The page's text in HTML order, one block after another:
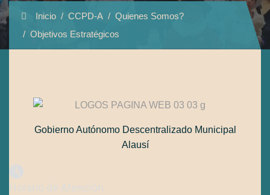
Inicio CCPD-A
Quienes Somos?
Objetivos Estratégicos
Gobierno Autónomo Descentralizado Municipal
Alausí